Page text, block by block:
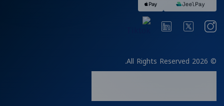
© 2026 All Rights Reserved.